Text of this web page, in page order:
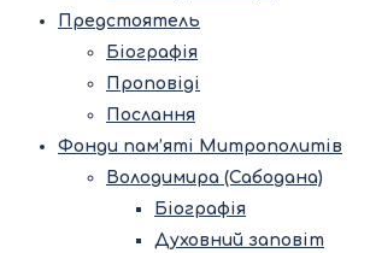
Предстоятель
Біографія
Проповіді
Послання
Фонди пам’яті Митрополитів
Володимира (Сабодана)
Біографія
Духовний заповіт